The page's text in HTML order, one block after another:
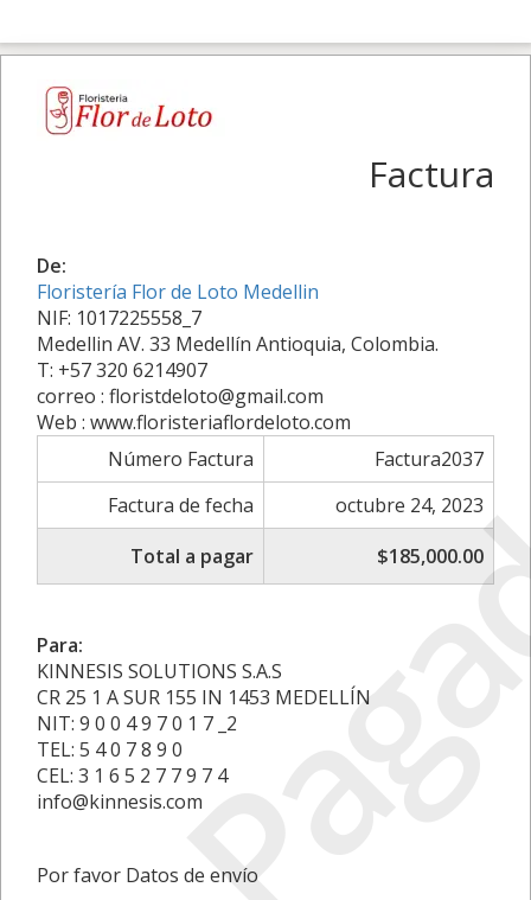
Factura
De:
Floristería Flor de Loto Medellin
NIF: 1017225558_7
Medellin AV. 33 Medellín Antioquia, Colombia.
T: +57 320 6214907
correo : floristdeloto@gmail.com
Web : www.floristeriaflordeloto.com
Número Factura
Factura2037
Factura de fecha
octubre 24, 2023
Total a pagar
$185,000.00
Para:
KINNESIS SOLUTIONS S.A.S
CR 25 1 A SUR 155 IN 1453 MEDELLÍN
NIT: 9 0 0 4 9 7 0 1 7 _2
TEL: 5 4 0 7 8 9 0
CEL: 3 1 6 5 2 7 7 9 7 4
info@kinnesis.com
Por favor Datos de envío